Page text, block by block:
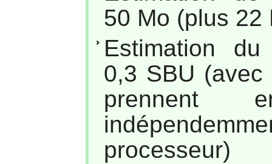
50 Mo (plus 22
Estimation
0,3 SBU
prennent
processeur)